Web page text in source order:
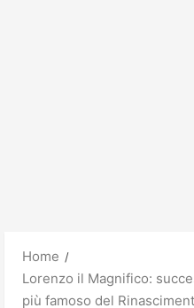
Home
Lorenzo il Magnifico:
più famoso del